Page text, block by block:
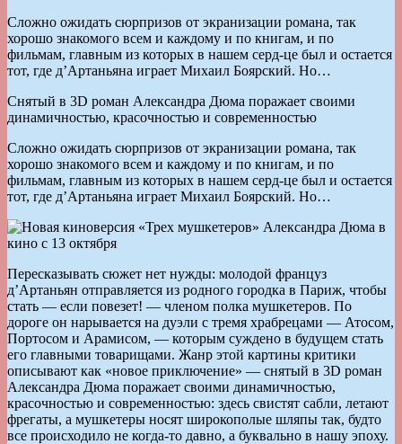
Сложно ожидать сюрпризов от экранизации романа, так
хорошо знакомого всем и каждому и по книгам, и по
фильмам, главным из которых в нашем серд-це был и остается
тот, где д’Артаньяна играет Михаил Боярский. Но…
Снятый в 3D роман Александра Дюма поражает своими
динамичностью, красочностью и современностью
Сложно ожидать сюрпризов от экранизации романа, так
хорошо знакомого всем и каждому и по книгам, и по
фильмам, главным из которых в нашем серд-це был и остается
тот, где д’Артаньяна играет Михаил Боярский. Но…
Пересказывать сюжет нет нужды: молодой француз
д’Артаньян отправляется из родного городка в Париж, чтобы
стать — если повезет! — членом полка мушкетеров. По
дороге он нарывается на дуэли с тремя храбрецами — Атосом,
Портосом и Арамисом, — которым суждено в будущем стать
его главными товарищами. Жанр этой картины критики
описывают как «новое приключение» — снятый в 3D роман
Александра Дюма поражает своими динамичностью,
красочностью и современностью: здесь свистят сабли, летают
фрегаты, а мушкетеры носят широкополые шляпы так, будто
все происходило не когда-то давно, а буквально в нашу эпоху.